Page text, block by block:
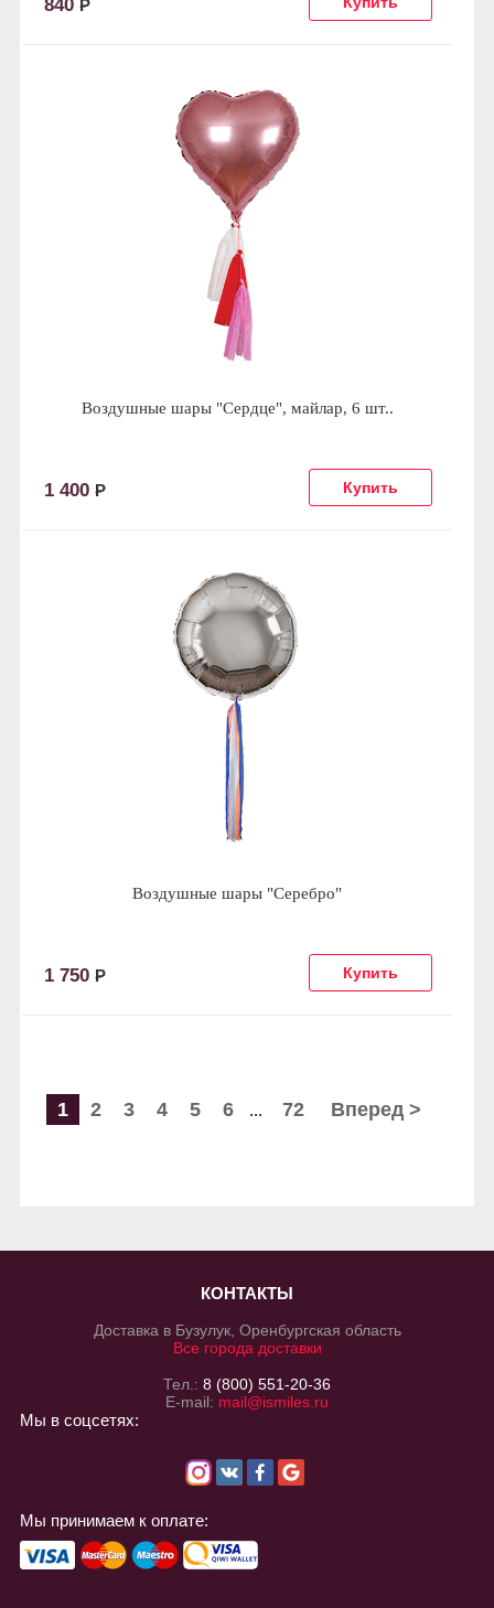
840 Р
Воздушные шары "Сердце", майлар, 6 шт..
1 400 Р
Воздушные шары "Серебро"
1 750 Р
1 2 3 4 5 6 ... 72 Вперед >
КОНТАКТЫ
Доставка в Бузулук, Оренбургская область
Все города доставки
Тел.: 8 (800) 551-20-36
E-mail: mail@ismiles.ru
Мы в соцсетях:
Мы принимаем к оплате: